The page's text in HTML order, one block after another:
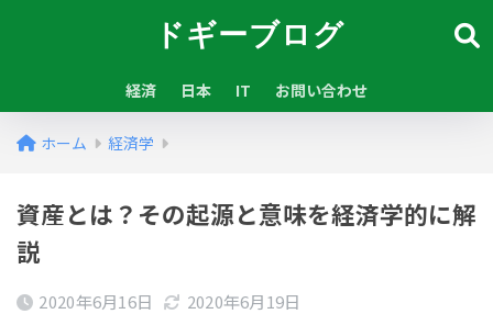
ドギーブログ
経済 日本 IT お問い合わせ
ホーム 経済学
資産とは？その起源と意味を経済学的に解
説
2020年6月16日 2020年6月19日